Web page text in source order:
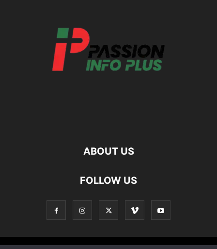
ABOUT US
FOLLOW US